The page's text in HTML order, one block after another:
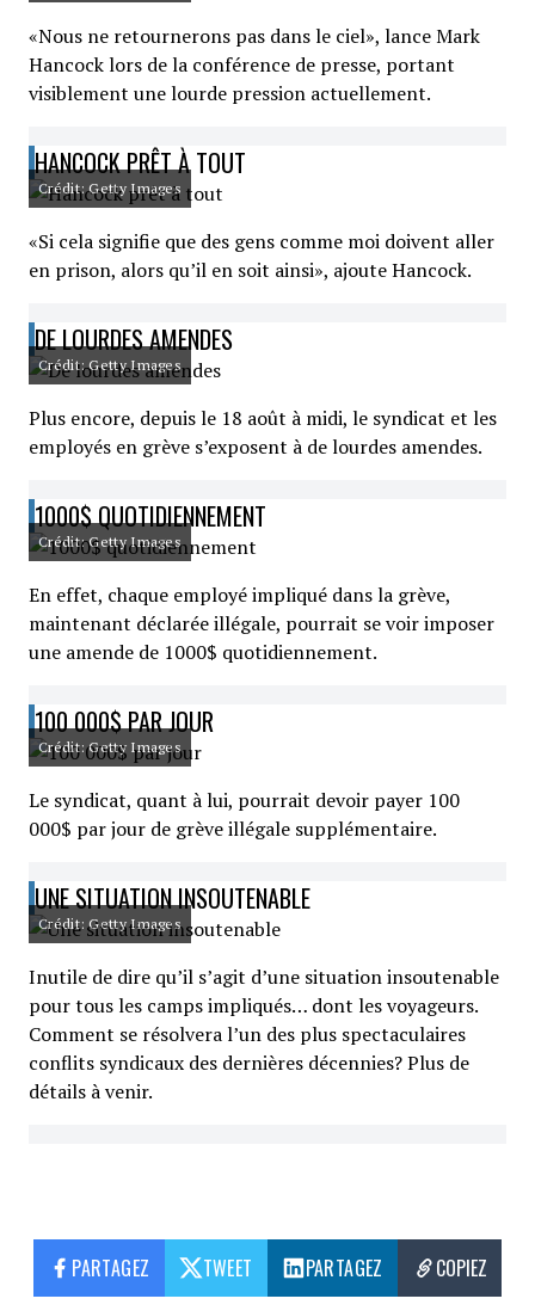
«Nous ne retournerons pas dans le ciel», lance Mark
Hancock lors de la conférence de presse, portant
visiblement une lourde pression actuellement.
HANCOCK PRÊT À TOUT
Crédit: Getty Images
«Si cela signifie que des gens comme moi doivent aller
en prison, alors qu’il en soit ainsi», ajoute Hancock.
DE LOURDES AMENDES
Crédit: Getty Images
Plus encore, depuis le 18 août à midi, le syndicat et les
employés en grève s’exposent à de lourdes amendes.
1000$ QUOTIDIENNEMENT
Crédit: Getty Images
En effet, chaque employé impliqué dans la grève,
maintenant déclarée illégale, pourrait se voir imposer
une amende de 1000$ quotidiennement.
100 000$ PAR JOUR
Crédit: Getty Images
Le syndicat, quant à lui, pourrait devoir payer 100
000$ par jour de grève illégale supplémentaire.
UNE SITUATION INSOUTENABLE
Crédit: Getty Images
Inutile de dire qu’il s’agit d’une situation insoutenable
pour tous les camps impliqués… dont les voyageurs.
Comment se résolvera l’un des plus spectaculaires
conflits syndicaux des dernières décennies? Plus de
détails à venir.
PARTAGEZ TWEET PARTAGEZ COPIEZ